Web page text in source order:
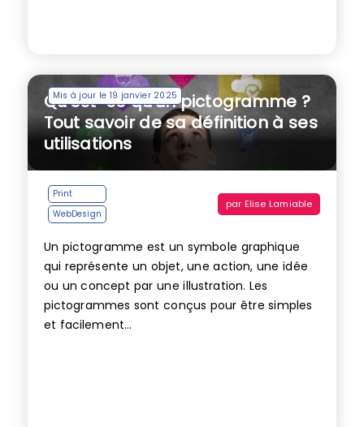
Mis à jour le 19 janvier 2025
Qu’est-ce qu’un pictogramme ?
Tout savoir de sa définition à ses
utilisations
Print
WebDesign
par Elise Lamiable
Un pictogramme est un symbole graphique
qui représente un objet, une action, une idée
ou un concept par une illustration. Les
pictogrammes sont conçus pour être simples
et facilement...